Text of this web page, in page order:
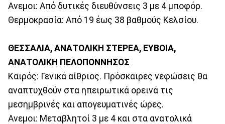
Ανεμοι: Από δυτικές διευθύνσεις 3 με 4 μποφόρ.
Θερμοκρασία: Από 19 έως 38 βαθμούς Κελσίου.
ΘΕΣΣΑΛΙΑ, ΑΝΑΤΟΛΙΚΗ ΣΤΕΡΕΑ, ΕΥΒΟΙΑ,
ΑΝΑΤΟΛΙΚΗ ΠΕΛΟΠΟΝΝΗΣΟΣ
Καιρός: Γενικά αίθριος. Πρόσκαιρες νεφώσεις θα
αναπτυχθούν στα ηπειρωτικά ορεινά τις
μεσημβρινές και απογευματινές ώρες.
Ανεμοι: Μεταβλητοί 3 με 4 και στα ανατολικά